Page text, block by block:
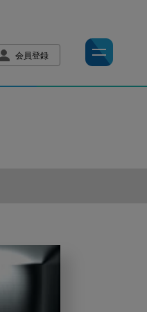
会員登録